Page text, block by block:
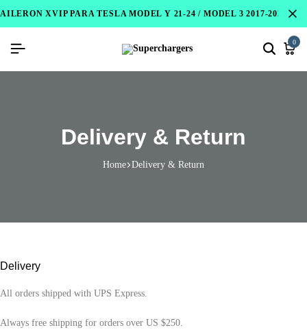
AILERON XVIP PARA TESLA MODEL Y 21-24 / MODEL 3 2017-2023 /
0
Delivery & Return
Home Delivery & Return
Delivery
All orders shipped with UPS Express.
Always free shipping for orders over US $250.